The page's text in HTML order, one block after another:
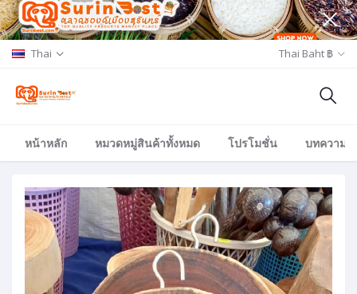
Thai Thai Baht ฿
หน้าหลัก หมวดหมู่สินค้าทั้งหมด โปรโมชั่น บทความ/